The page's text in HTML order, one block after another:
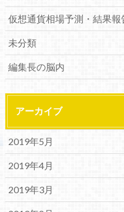
仮想通貨相場予測・結果報
未分類
編集長の脳内
アーカイブ
2019年5月
2019年4月
2019年3月